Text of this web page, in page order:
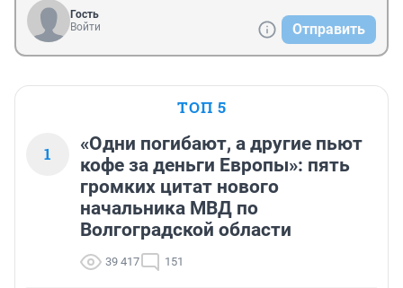
Гость
Войти
Отправить
ТОП 5
1
«Одни погибают, а другие пьют
кофе за деньги Европы»: пять
громких цитат нового
начальника МВД по
Волгоградской области
39 417 151